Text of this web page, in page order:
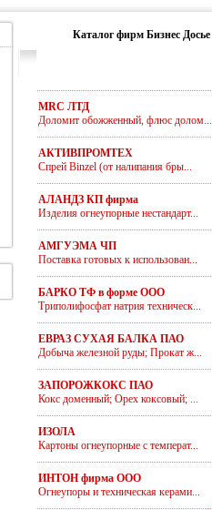
Каталог фирм Бизнес Досье
MRC ЛТД
Доломит обожженный, флюс долом...
АКТИВПРОМТЕХ
Спрей Binzel (от налипания бры...
АЛАНДЗ КП фирма
Изделия огнеупорные нестандарт...
АМГУЭМА ЧП
Поставка готовых к использован...
БАРКО ТФ в форме ООО
Триполифосфат натрия техническ...
ЕВРАЗ СУХАЯ БАЛКА ПАО
Добыча железной руды; Прокат ж...
ЗАПОРОЖКОКС ПАО
Кокс доменный; Орех коксовый; ...
ИЗОЛА
Картоны огнеупорные с температ...
ИНТОН фирма ООО
Огнеупоры и техническая керами...